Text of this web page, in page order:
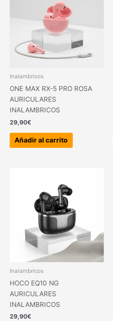
Inalambricos
ONE MAX RX-5 PRO ROSA
AURICULARES
INALAMBRICOS
29,90€
Añadir al carrito
Inalambricos
HOCO EQ10 NG
AURICULARES
INALAMBRICOS
29,90€